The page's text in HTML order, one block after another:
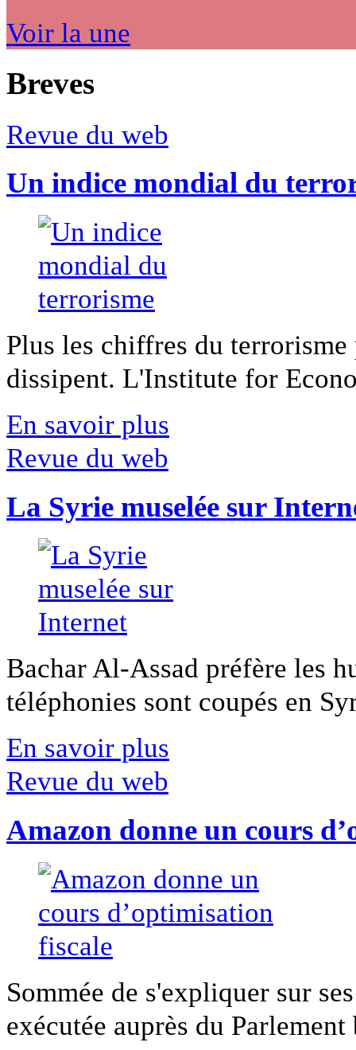
Voir la une
Breves
Revue du web
Un indice mondial du
Plus les chiffres du
dissipent. L'Institute for
En savoir plus
Revue du web
La Syrie muselée sur
Bachar Al-Assad préfère les
téléphonies sont coupés en
En savoir plus
Revue du web
Amazon donne un cours
Sommée de s'expliquer sur
exécutée auprès du